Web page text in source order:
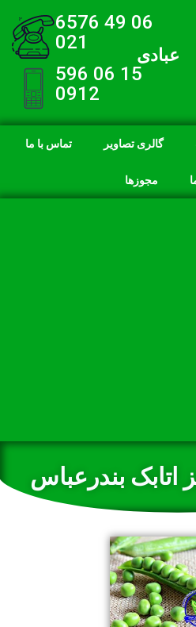
06 49 6576
021
عبادی
15 06 596
0912
گالری تصاویر تماس با ما
مجوزها
بندرعباس